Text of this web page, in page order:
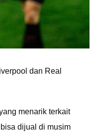
dan Real
menarik terkait
dijual di musim